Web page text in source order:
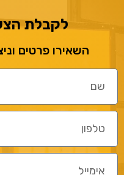
לקבלת
השאירו פרטים